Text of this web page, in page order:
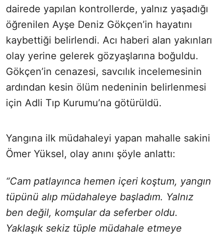
dairede yapılan kontrollerde, yalnız yaşadığı
öğrenilen Ayşe Deniz Gökçen’in hayatını
kaybettiği belirlendi. Acı haberi alan yakınları
olay yerine gelerek gözyaşlarına boğuldu.
Gökçen’in cenazesi, savcılık incelemesinin
ardından kesin ölüm nedeninin belirlenmesi
için Adli Tıp Kurumu’na götürüldü.
Yangına ilk müdahaleyi yapan mahalle sakini
Ömer Yüksel, olay anını şöyle anlattı:
“Cam patlayınca hemen içeri koştum, yangın
tüpünü alıp müdahaleye başladım. Yalnız
ben değil, komşular da seferber oldu.
Yaklaşık sekiz tüple müdahale etmeye